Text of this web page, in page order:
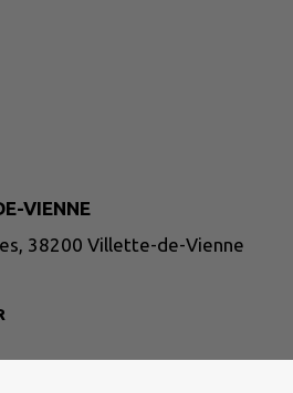
VIENNE
38200 Villette-de-Vienne